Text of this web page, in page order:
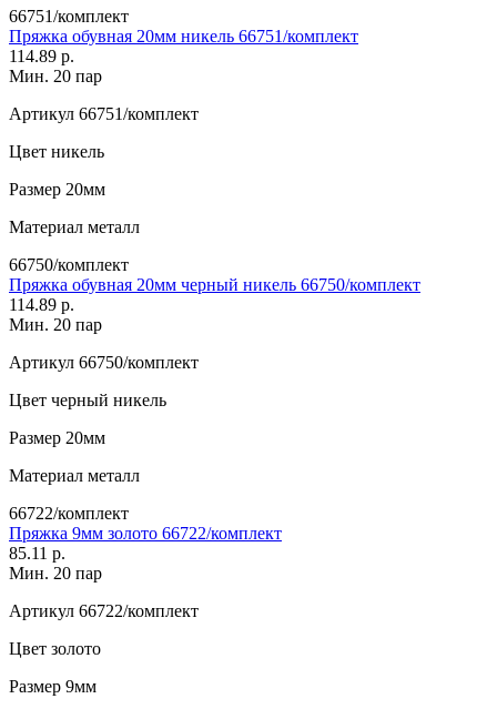
66751/комплект
Пряжка обувная 20мм никель 66751/комплект
114.89 р.
Мин. 20 пар
Артикул 66751/комплект
Цвет никель
Размер 20мм
Материал металл
66750/комплект
Пряжка обувная 20мм черный никель 66750/комплект
114.89 р.
Мин. 20 пар
Артикул 66750/комплект
Цвет черный никель
Размер 20мм
Материал металл
66722/комплект
Пряжка 9мм золото 66722/комплект
85.11 р.
Мин. 20 пар
Артикул 66722/комплект
Цвет золото
Размер 9мм